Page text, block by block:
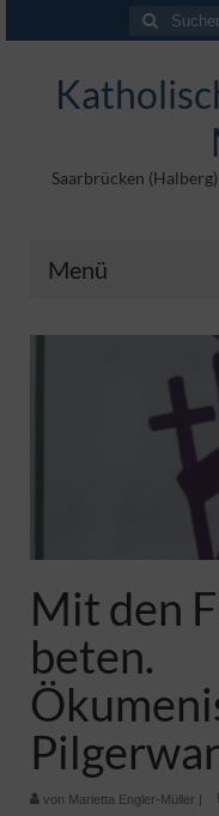
Suchen
nach:
Saarbrücken
Menü
Angebote
Veröffentlichungen
Maltische für
Mit den
beten.
von Marietta Engler-Müller |